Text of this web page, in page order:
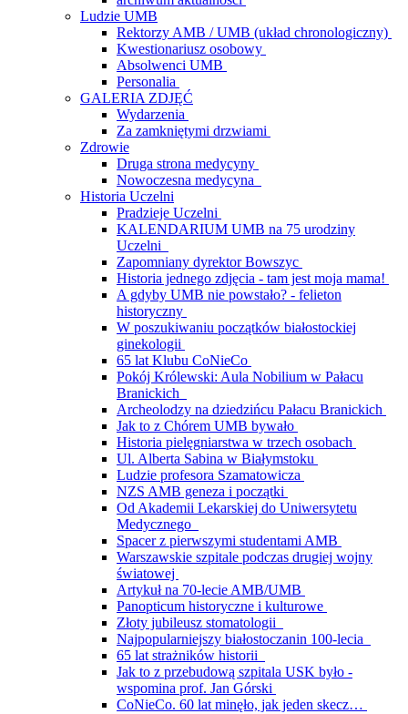
Ludzie UMB
Rektorzy AMB / UMB (układ chronologiczny)
Kwestionariusz osobowy
Absolwenci UMB
Personalia
GALERIA ZDJĘĆ
Wydarzenia
Za zamkniętymi drzwiami
Zdrowie
Druga strona medycyny
Nowoczesna medycyna
Historia Uczelni
Pradzieje Uczelni
KALENDARIUM UMB na 75 urodziny
Uczelni
Zapomniany dyrektor Bowszyc
Historia jednego zdjęcia - tam jest moja mama!
A gdyby UMB nie powstało? - felieton
historyczny
W poszukiwaniu początków białostockiej
ginekologii
65 lat Klubu CoNieCo
Pokój Królewski: Aula Nobilium w Pałacu
Branickich
Archeolodzy na dziedzińcu Pałacu Branickich
Jak to z Chórem UMB bywało
Historia pielęgniarstwa w trzech osobach
Ul. Alberta Sabina w Białymstoku
Ludzie profesora Szamatowicza
NZS AMB geneza i początki
Od Akademii Lekarskiej do Uniwersytetu
Medycznego
Spacer z pierwszymi studentami AMB
Warszawskie szpitale podczas drugiej wojny
światowej
Artykuł na 70-lecie AMB/UMB
Panopticum historyczne i kulturowe
Złoty jubileusz stomatologii
Najpopularniejszy białostoczanin 100-lecia
65 lat strażników historii
Jak to z przebudową szpitala USK było -
wspomina prof. Jan Górski
CoNieCo. 60 lat minęło, jak jeden skecz…